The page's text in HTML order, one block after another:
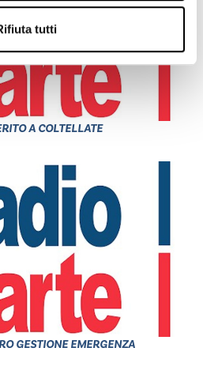
tutti
A COLTELLATE
GESTIONE EMERGENZA